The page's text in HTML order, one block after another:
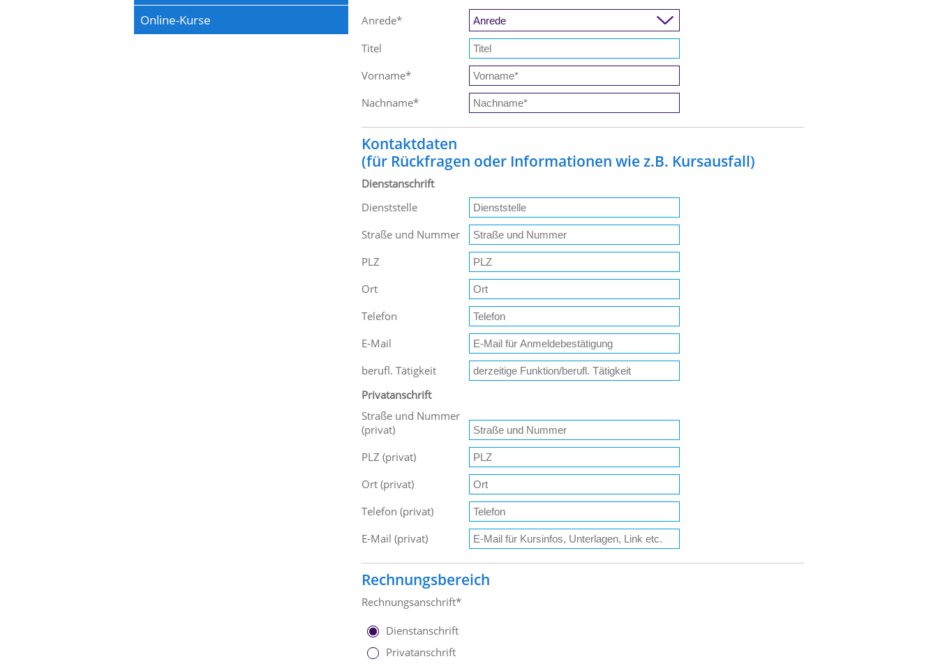
Online-Kurse
Anrede*
Titel
Vorname*
Nachname*
Kontaktdaten
(für Rückfragen oder Informationen wie z.B. Kursausfall)
Dienstanschrift
Dienststelle
Straße und Nummer
PLZ
Ort
Telefon
E-Mail
berufl. Tätigkeit
Privatanschrift
Straße und Nummer
(privat)
PLZ (privat)
Ort (privat)
Telefon (privat)
E-Mail (privat)
Rechnungsbereich
Rechnungsanschrift*
Dienstanschrift
Privatanschrift